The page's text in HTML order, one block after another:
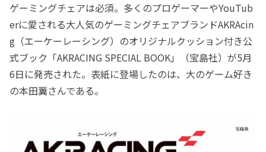
ゲーミングチェアは必須。多くのプロゲーマーやYouTub
erに愛される大人気のゲーミングチェアブランドAKRAcin
g（エーケーレーシング）のオリジナルクッション付き公
式ブック「AKRACING SPECIAL BOOK」（宝島社）が5月
6日に発売された。表紙に登場したのは、大のゲーム好き
の本田翼さんである。